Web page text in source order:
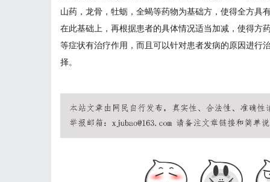
山药，龙骨，牡蛎，全蝎等药物为基础方，使得全方具
在此基础上，再根据患者的具体情况适当加减，使得方
等症状有治疗作用，而且可以针对患者发病的原因进行
择。